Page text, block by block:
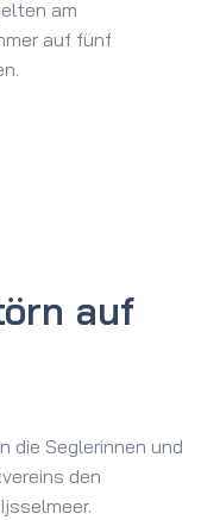
am
auf fünf
auf
die Seglerinnen und
den